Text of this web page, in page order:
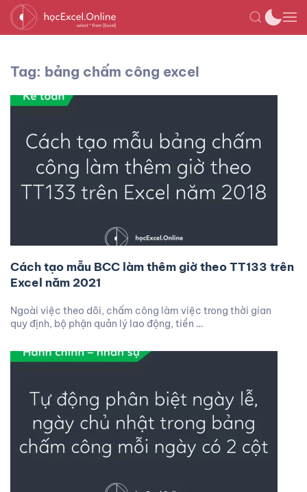
Tag: bảng chấm công excel
Cách tạo mẫu BCC làm thêm giờ theo TT133 trên
Excel năm 2021
Ngoài việc theo dõi, chấm công làm việc trong thời gian
quy định, bộ phận quản lý lao động, tiền …